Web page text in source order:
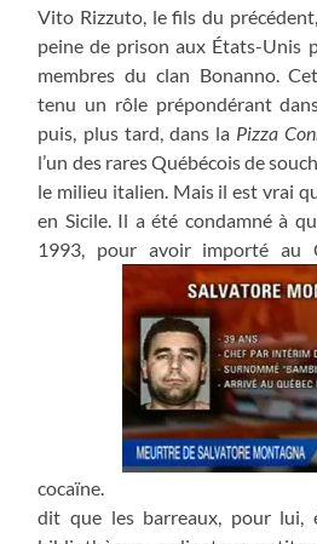
Vito Rizzuto, le fils du
peine de prison aux États-Unis
membres du clan Bonanno.
tenu un rôle prépondérant
puis, plus tard, dans la Pizza
l’un des rares Québécois de
le milieu italien. Mais il est vrai
en Sicile. Il a été condamné à
1993, pour avoir importé au
cocaïne.
dit que les barreaux, pour lui,